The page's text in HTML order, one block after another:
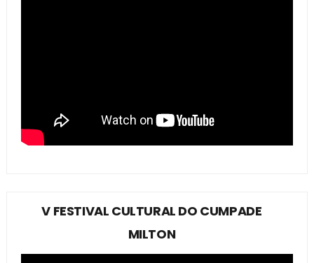
V FESTIVAL CULTURAL DO CUMPADE
MILTON